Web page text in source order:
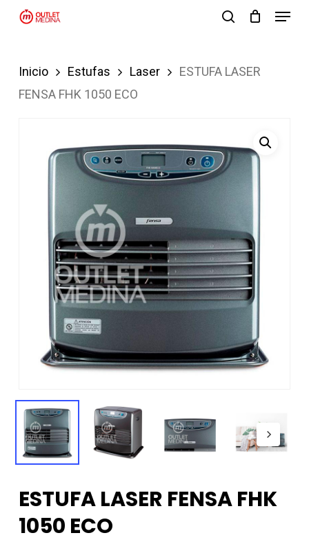
Skip
content
Menu
Inicio Estufas Laser
ESTUFA LASER
FENSA FHK 1050 ECO
ESTUFA LASER FENSA FHK
1050 ECO